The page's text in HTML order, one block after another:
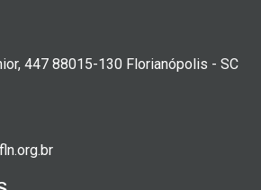
447 88015-130 Florianópolis - SC